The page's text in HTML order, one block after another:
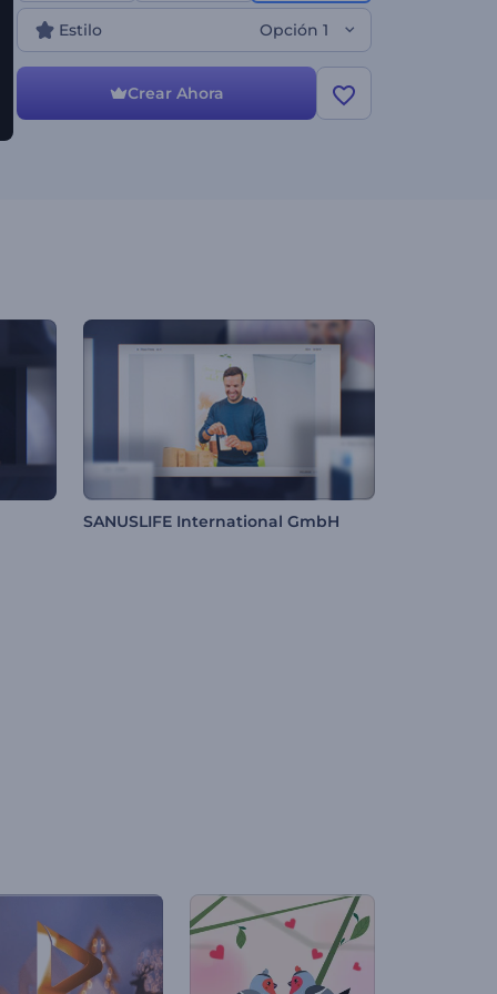
Estilo Opción 1
Crear Ahora
SANUSLIFE International GmbH